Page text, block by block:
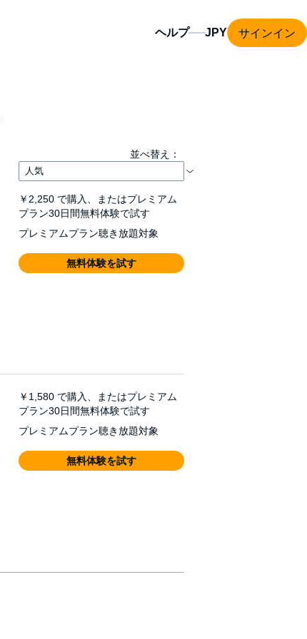
ヘルプ サインイン
並べ替え：
￥2,250 で購入、またはプレミアム
プラン30日間無料体験で試す
プレミアムプラン聴き放題対象
無料体験を試す
￥1,580 で購入、またはプレミアム
プラン30日間無料体験で試す
プレミアムプラン聴き放題対象
無料体験を試す